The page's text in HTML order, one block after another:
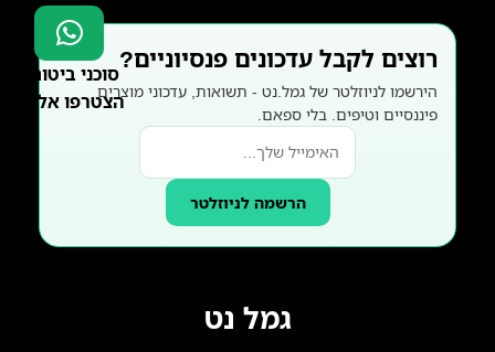
רוצים לקבל עדכונים פנסיוניים?
הירשמו לניוזלטר של גמל.נט - תשואות, עדכוני מוצרים
פיננסיים וטיפים. בלי ספאם.
הרשמה לניוזלטר
גמל נט
סוכני ביטוח?
הצטרפו אלינו!